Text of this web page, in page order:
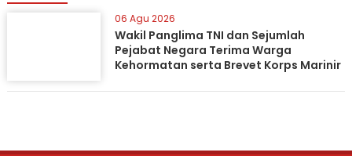
06 Agu 2026
Wakil Panglima TNI dan Sejumlah
Pejabat Negara Terima Warga
Kehormatan serta Brevet Korps Marinir